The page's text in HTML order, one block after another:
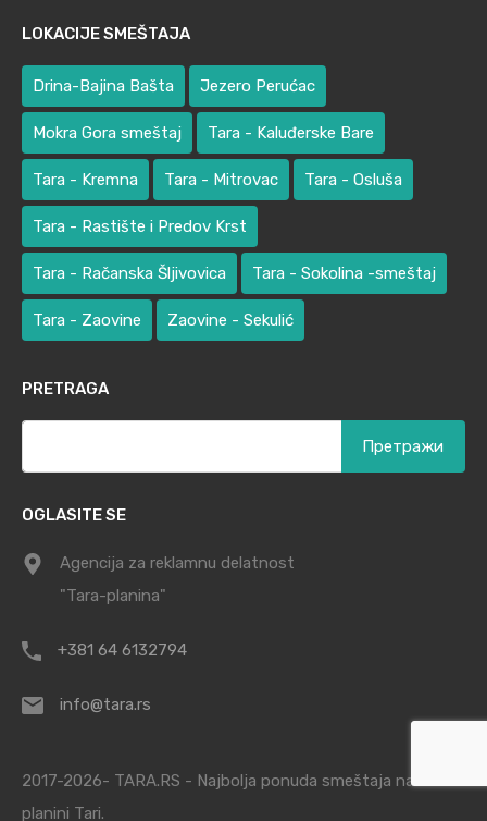
LOKACIJE SMEŠTAJA
Drina-Bajina Bašta Jezero Perućac
Mokra Gora smeštaj Tara - Kaluđerske Bare
Tara - Kremna Tara - Mitrovac Tara - Osluša
Tara - Rastište i Predov Krst
Tara - Račanska Šljivovica Tara - Sokolina -smeštaj
Tara - Zaovine Zaovine - Sekulić
PRETRAGA
OGLASITE SE
Agencija za reklamnu delatnost
"Tara-planina"
+381 64 6132794
info@tara.rs
2017-2026- TARA.RS - Najbolja ponuda smeštaja na
planini Tari.